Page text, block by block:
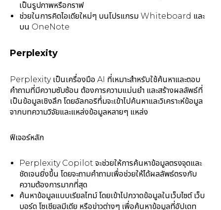
เป็นรูปภาพหรือกราฟ
ช่วยในการคิดไอเดียใหม่ๆ บนโปรแกรม Whiteboard และ
บน OneNote
Perplexity
Perplexity เป็นเครื่องมือ AI ที่เหมาะสำหรับใช้ค้นหาและตอบ
คำถามที่มีความซับซ้อน ต้องการความแม่นยำ และสร้างผลลัพธ์ที่
เป็นข้อมูลเชิงลึก โดยอัลกอริทึ่มจะเข้าไปค้นหาและวิเคราะห์ข้อมูล
จากบทความวิจัยและแหล่งข้อมูลหลายๆ แหล่ง
ฟีเจอร์หลัก
Perplexity Copilot จะช่วยให้การค้นหาข้อมูลตรงจุดและ
ชัดเจนยิ่งขึ้น โดยจะถามคำถามเพื่อช่วยให้ได้ผลลัพธ์ตรงกับ
ความต้องการมากที่สุด
ค้นหาข้อมูลแบบเรียลไทม์ โดยเข้าไปกวาดข้อมูลในเว็บไซต์ เว็บ
บอร์ด โซเชียลมีเดีย หรือข่าวต่างๆ เพื่อค้นหาข้อมูลที่อัปเดท